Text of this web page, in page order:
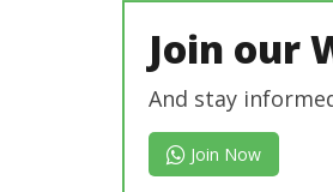
Join our
And stay
Join Now